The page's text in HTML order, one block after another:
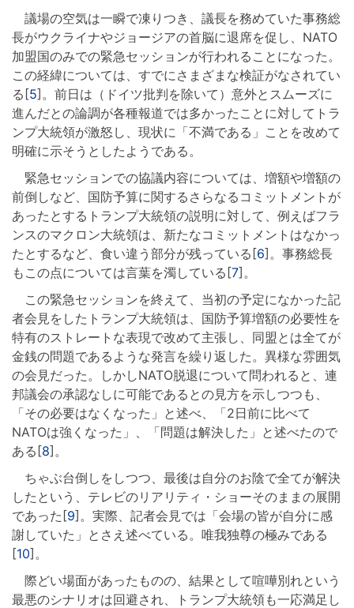
議場の空気は一瞬で凍りつき、議長を務めていた事務総
長がウクライナやジョージアの首脳に退席を促し、NATO
加盟国のみでの緊急セッションが行われることになった。
この経緯については、すでにさまざまな検証がなされてい
る[5]。前日は（ドイツ批判を除いて）意外とスムーズに
進んだとの論調が各種報道では多かったことに対してトラ
ンプ大統領が激怒し、現状に「不満である」ことを改めて
明確に示そうとしたようである。
緊急セッションでの協議内容については、増額や増額の
前倒しなど、国防予算に関するさらなるコミットメントが
あったとするトランプ大統領の説明に対して、例えばフラ
ンスのマクロン大統領は、新たなコミットメントはなかっ
たとするなど、食い違う部分が残っている[6]。事務総長
もこの点については言葉を濁している[7]。
この緊急セッションを終えて、当初の予定になかった記
者会見をしたトランプ大統領は、国防予算増額の必要性を
特有のストレートな表現で改めて主張し、同盟とは全てが
金銭の問題であるような発言を繰り返した。異様な雰囲気
の会見だった。しかしNATO脱退について問われると、連
邦議会の承認なしに可能であるとの見方を示しつつも、
「その必要はなくなった」と述べ、「2日前に比べて
NATOは強くなった」、「問題は解決した」と述べたので
ある[8]。
ちゃぶ台倒しをしつつ、最後は自分のお陰で全てが解決
したという、テレビのリアリティ・ショーそのままの展開
であった[9]。実際、記者会見では「会場の皆が自分に感
謝していた」とさえ述べている。唯我独尊の極みである
[10]。
際どい場面があったものの、結果として喧嘩別れという
最悪のシナリオは回避され、トランプ大統領も一応満足し